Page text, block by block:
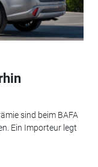
sind beim BAFA
Ein Importeur legt